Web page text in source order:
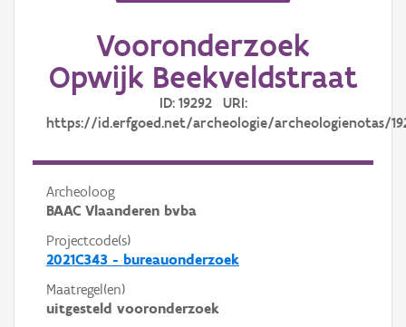
Vooronderzoek
Opwijk Beekveldstraat
ID: 19292 URI:
https://id.erfgoed.net/archeologie/archeologienotas/
Archeoloog
BAAC Vlaanderen bvba
Projectcode(s)
2021C343 - bureauonderzoek
Maatregel(en)
uitgesteld vooronderzoek